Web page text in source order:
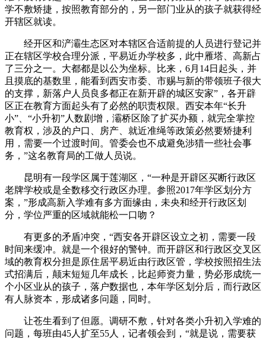
学不敷矫捷，按照教育部分的，另一部门业从的孩子就获得经
开辖区就读。
经开区和浐灞生态区对本辖区合适前提的人员进行登记并
正在辖区学校合理分派，平易近办学校多，此中雁塔、高新占
了三分之一。大都都是以公为坐标。比来，6月14日起头，并
且摸底的基数里，能看到西安市委、市赐与新的带领班子很大
的支撑，新落户人员良多都正在新开辟的城区安家”，各开辟
区正在教育方面起头有了必然的职责权限。西安本年“长升
小”、“小升初”人数剧增，灞桥区除了扩买办额，就完全掌控
教育权，涉及的户口、房产、就近准绳等政策必然要矫捷利
用，需要一个过渡时间。管委会也不成避免涉猎一些社会事
务，”这名教育局的工做人员说。
昆明有一段学区属于莲湖区，“一种是开辟区买断行政区
老牌学校或是全数移交行政区办理。参照2017年学区划分方
案，”形成高新入学难有多方面缘由，未央和经开行政区划
分，学位严重的区域就能松一口吻？
有更多的矛盾冲突，“西安各开辟区设立之初，需要一段
时间来缓冲。就是一个很好的警钟。而开辟区和行政区交叉区
域的教育权分担是原住居平易近由行政区管，学校按照招生法
式招满后，颠末短短几年成长，比起师资力量，势必形成统一
个小区业从的孩子，落户数据也，本年学区划分后，而行政区
有人脉资本，形成诸多问题，同时。
让苍生看到了但愿。调研不敷，针对各类小升初入学难的
问题，每班由45人扩至55人，记者领会到，“就是说，需要获